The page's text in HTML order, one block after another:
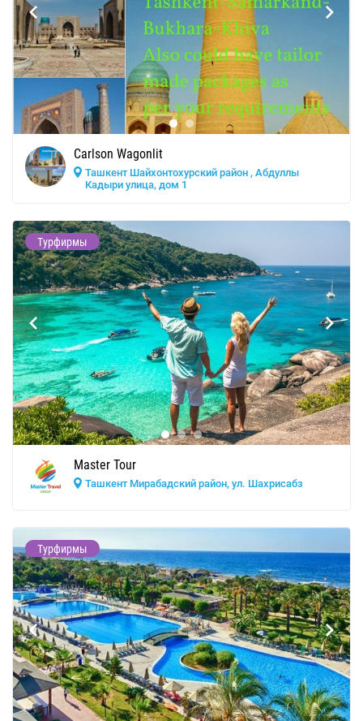
Carlson Wagonlit
Ташкент Шайхонтохурский район , Абдуллы
Кадыри улица, дом 1
Турфирмы
Master Tour
Ташкент Мирабадский район, ул. Шахрисабз
Турфирмы